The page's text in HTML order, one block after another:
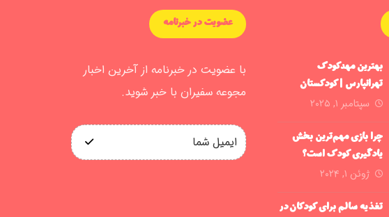
بهترین مهدکودک
تهرانپارس | کودکستان
سفیرانسپتامبر ۱, ۲۰۲۵
چرا بازی مهم‌ترین بخش
یادگیری کودک است؟
ژوئن ۱, ۲۰۲۴
تغذیه سالم برای کودکان در
عضویت در خبرنامه
با عضویت در خبرنامه از آخرین اخبار
مجوعه سفیران با خبر شوید.